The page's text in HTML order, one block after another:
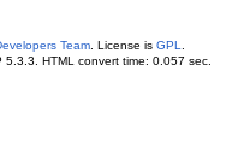
Team. License is GPL
5.3.3. HTML convert time: 0.057 sec.